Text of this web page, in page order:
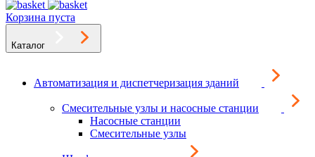
Корзина пуста
Каталог
Автоматизация и диспетчеризация зданий
Смесительные узлы и насосные станции
Насосные станции
Смесительные узлы